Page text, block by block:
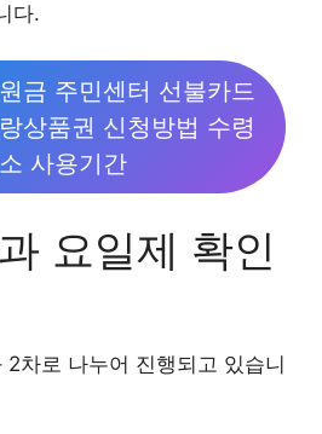
다.
금 주민센터 선불카드
상품권 신청방법 수령
사용기간
요일제 확인
2차로 나누어 진행되고 있습니